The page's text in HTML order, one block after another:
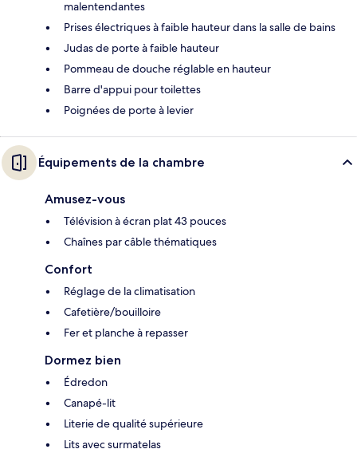
malentendantes
Prises électriques à faible hauteur dans la salle de bains
Judas de porte à faible hauteur
Pommeau de douche réglable en hauteur
Barre d'appui pour toilettes
Poignées de porte à levier
Équipements de la chambre
Amusez-vous
Télévision à écran plat 43 pouces
Chaînes par câble thématiques
Confort
Réglage de la climatisation
Cafetière/bouilloire
Fer et planche à repasser
Dormez bien
Édredon
Canapé-lit
Literie de qualité supérieure
Lits avec surmatelas